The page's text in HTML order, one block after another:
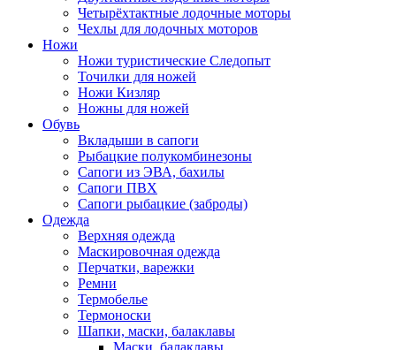
Четырёхтактные лодочные моторы
Чехлы для лодочных моторов
Ножи
Ножи туристические Следопыт
Точилки для ножей
Ножи Кизляр
Ножны для ножей
Обувь
Вкладыши в сапоги
Рыбацкие полукомбинезоны
Сапоги из ЭВА, бахилы
Сапоги ПВХ
Сапоги рыбацкие (заброды)
Одежда
Верхняя одежда
Маскировочная одежда
Перчатки, варежки
Ремни
Термобелье
Термоноски
Шапки, маски, балаклавы